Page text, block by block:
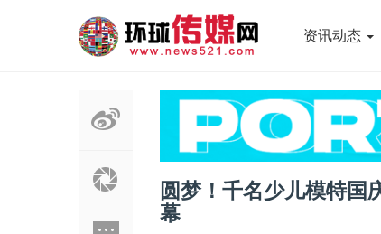
资讯动态
圆梦！千名少儿模特国
幕